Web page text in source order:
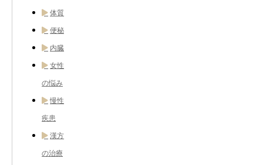
体質
便秘
内臓
女性
の悩み
慢性
疾患
漢方
の治療